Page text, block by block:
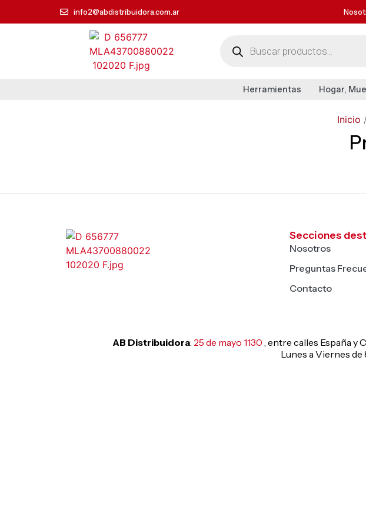
info2@abdistribuidora.com.ar
Herramientas Hogar,
Inicio
Secciones
Nosotros
Preguntas
Contacto
AB Distribuidora: 25 de mayo 1130 , entre calles España y
Lunes a Viernes de